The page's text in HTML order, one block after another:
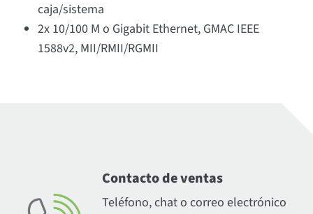
caja/sistema
2x 10/100 M o Gigabit Ethernet, GMAC IEEE
1588v2, MII/RMII/RGMII
Contacto de ventas
Teléfono, chat o correo electrónico